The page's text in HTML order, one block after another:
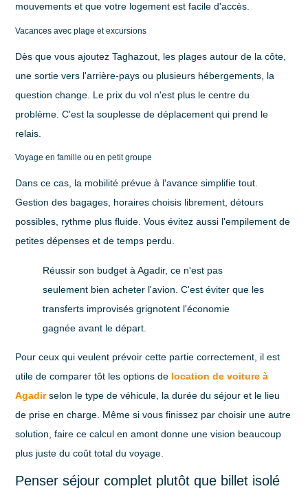
mouvements et que votre logement est facile d'accès.
Vacances avec plage et excursions
Dès que vous ajoutez Taghazout, les plages autour de la côte,
une sortie vers l'arrière-pays ou plusieurs hébergements, la
question change. Le prix du vol n'est plus le centre du
problème. C'est lasouplesse de déplacement qui prend le
relais.
Voyage en famille ou en petit groupe
Dans ce cas, la mobilité prévue à l'avance simplifie tout.
Gestion des bagages, horaires choisis librement, détours
possibles, rythme plus fluide. Vous évitez aussi l'empilement de
petites dépenses et de temps perdu.
Réussir son budget à Agadir, ce n'est pas
seulement bien acheter l'avion. C'est éviter que les
transferts improvisés grignotent l'économie
gagnée avant le départ.
Pour ceux qui veulent prévoir cette partie correctement, il est
utile de comparer tôt les options de location de voiture à
Agadirselon le type de véhicule, la durée du séjour et le lieu
de prise en charge. Même si vous finissez par choisir une autre
solution, faire ce calcul en amont donne une vision beaucoup
plus juste du coût total du voyage.
Penser séjour complet plutôt que billet isolé